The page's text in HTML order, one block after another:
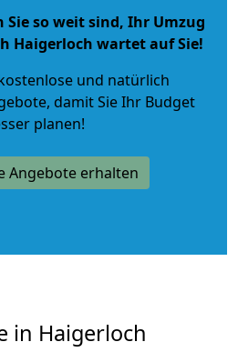
Sie so weit sind, Ihr Umzug
Haigerloch wartet auf Sie!
und natürlich
, damit Sie Ihr Budget
planen!
Angebote erhalten
in Haigerloch